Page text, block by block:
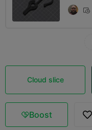

Cloud slice
Boost